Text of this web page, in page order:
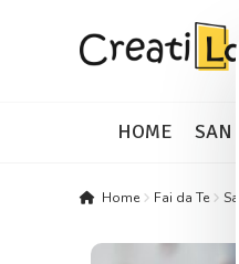
Skip
to
Skip
to
HOME SAN
Home Fai da Te